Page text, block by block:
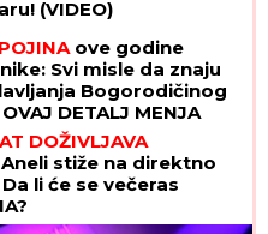
SPONZORUŠA I
Ćerka pokojnog
javnost priznanjem,
ZAHTEVA od